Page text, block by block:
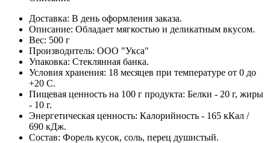
Доставка: В день оформления заказа.
Описание: Обладает мягкостью и деликатным вкусом.
Вес: 500 г
Производитель: ООО "Укса"
Упаковка: Стеклянная банка.
Условия хранения: 18 месяцев при температуре от 0 до
+20 С.
Пищевая ценность на 100 г продукта: Белки - 20 г, жиры
- 10 г.
Энергетическая ценность: Калорийность - 165 кКал /
690 кДж.
Cостав: Форель кусок, соль, перец душистый.